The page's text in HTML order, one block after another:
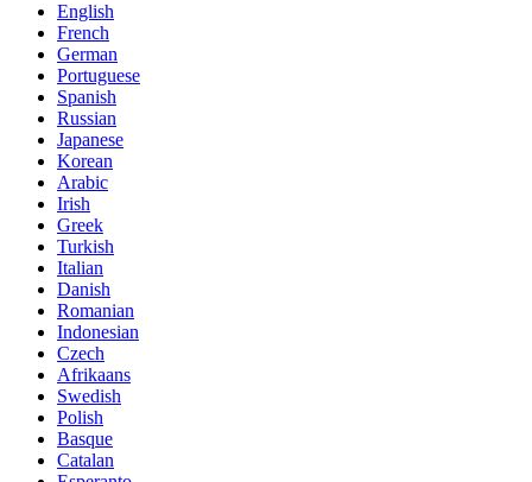
English
French
German
Portuguese
Spanish
Russian
Japanese
Korean
Arabic
Irish
Greek
Turkish
Italian
Danish
Romanian
Indonesian
Czech
Afrikaans
Swedish
Polish
Basque
Catalan